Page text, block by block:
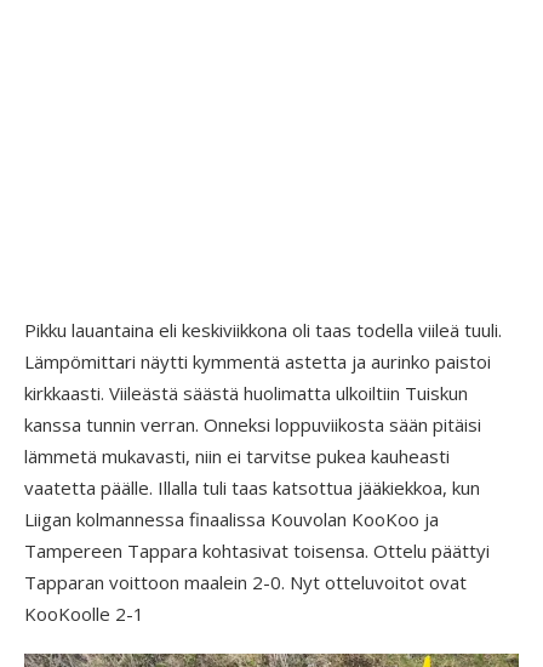
Pikku lauantaina eli keskiviikkona oli taas todella viileä tuuli.
Lämpömittari näytti kymmentä astetta ja aurinko paistoi
kirkkaasti. Viileästä säästä huolimatta ulkoiltiin Tuiskun
kanssa tunnin verran. Onneksi loppuviikosta sään pitäisi
lämmetä mukavasti, niin ei tarvitse pukea kauheasti
vaatetta päälle. Illalla tuli taas katsottua jääkiekkoa, kun
Liigan kolmannessa finaalissa Kouvolan KooKoo ja
Tampereen Tappara kohtasivat toisensa. Ottelu päättyi
Tapparan voittoon maalein 2-0. Nyt otteluvoitot ovat
KooKoolle 2-1